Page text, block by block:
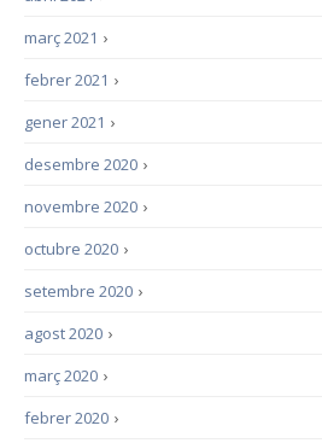
›
març 2021
›
febrer 2021
›
gener 2021
›
desembre 2020
›
novembre 2020
›
octubre 2020
›
setembre 2020
›
agost 2020
›
març 2020
›
febrer 2020